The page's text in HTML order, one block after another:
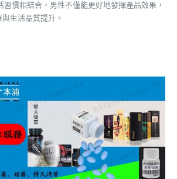
習慣相結合，男性不僅能更好地發揮產品效果，
生活品質提升。